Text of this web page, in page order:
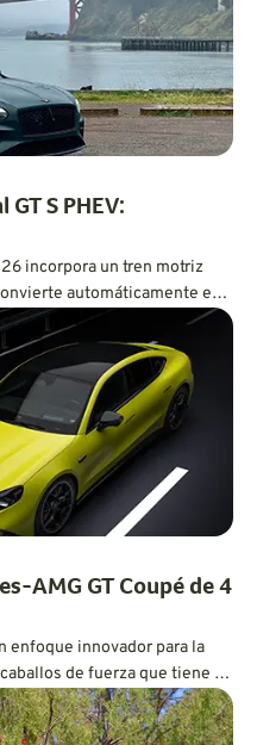
S PHEV:
incorpora un tren motriz
automáticamente en
AMG GT Coupé de 4
enfoque innovador para la
de fuerza que tiene el